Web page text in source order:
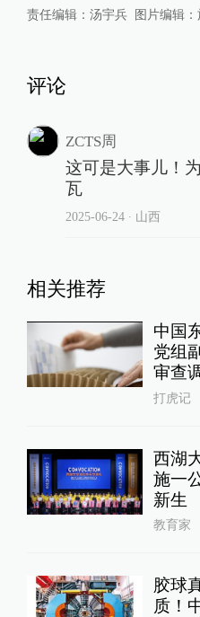
责任编辑： 汤宇兵 图片编辑：
评论
ZCTS周
这可是大事儿！
瓦
2025-06-24∙ 山西
相关推荐
中国
党组
审查
打虎记
西湖
施一
新生
教育家
胶球
质！